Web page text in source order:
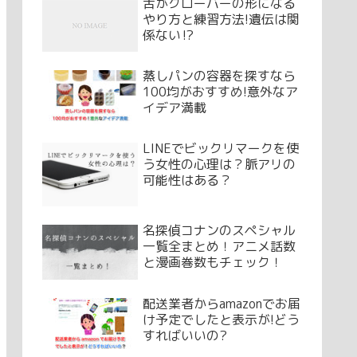
やり方と練習方法!遺伝は関
係ない⁉
蒸しパンの容器を探すなら
100均がおすすめ!意外なア
イデア満載
LINEでビックリマークを使
う女性の心理は？脈アリの
可能性はある？
名探偵コナンのスペシャル
一覧全まとめ！アニメ話数
と漫画巻数もチェック！
配送業者からamazonでお届
け予定でしたと表示が!どう
すればいいの?